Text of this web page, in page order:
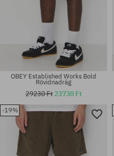
Elérhető méretek:
L; XL
OBEY Established Works Bold
Rövidnadrág
29230 Ft 23730 Ft
-19%